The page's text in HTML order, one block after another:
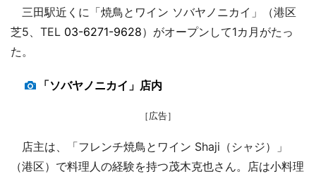
三田駅近くに「焼鳥とワイン ソバヤノニカイ」（港区
芝5、TEL 03-6271-9628）がオープンして1カ月がたっ
た。
「ソバヤノニカイ」店内
［広告］
店主は、「フレンチ焼鳥とワイン Shaji（シャジ）」
（港区）で料理人の経験を持つ茂木克也さん。店は小料理